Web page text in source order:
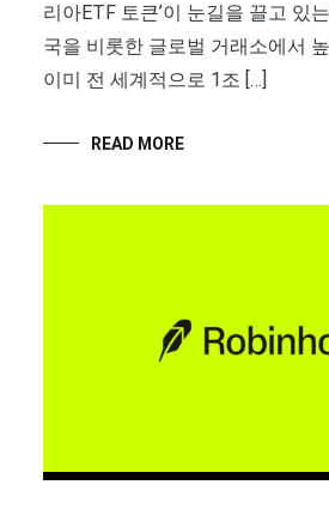
리아ETF 토큰’이 눈길을 끌고 있
국을 비롯한 글로벌 거래소에서
이미 전 세계적으로 1조 […]
READ MORE